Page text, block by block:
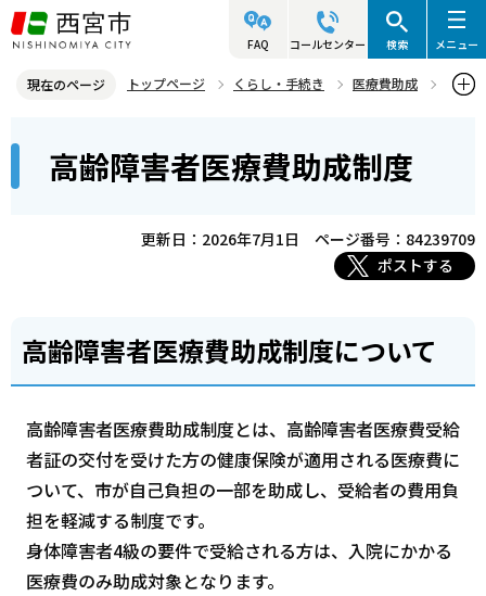
こ
の
ジ
先
FAQ コールセンター 検索 メニュー
現在のページ トップページ くらし・手続き
医療費助成
こ
高齢障害者医療費助成制度
更新日：2026年7月1日
ページ番号：84239709
ポストする
高齢障害者医療費助成制度について
高齢障害者医療費助成制度とは、高齢障害者医療費受給
者証の交付を受けた方の健康保険が適用される医療費に
ついて、市が自己負担の一部を助成し、受給者の費用負
担を軽減する制度です。
身体障害者4級の要件で受給される方は、入院にかかる
医療費のみ助成対象となります。